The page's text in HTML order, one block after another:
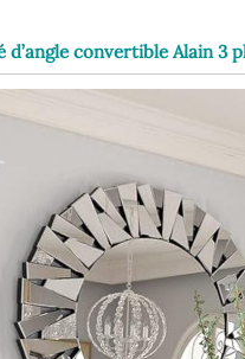
d’angle convertible Alain 3